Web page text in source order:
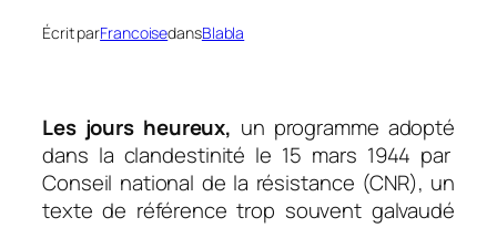
Écrit parFrancoisedansBlabla
Les jours heureux, un programme adopté
dans la clandestinité le 15 mars 1944 par
Conseil national de la résistance (CNR), un
texte de référence trop souvent galvaudé